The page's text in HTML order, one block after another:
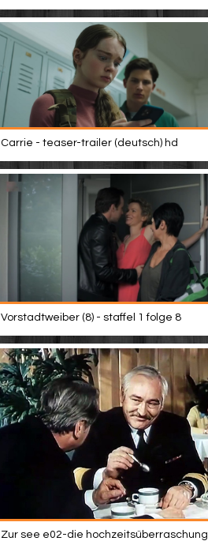
Carrie - teaser-trailer (deutsch) hd
Vorstadtweiber (8) - staffel 1 folge 8
Zur see e02-die hochzeitsüberraschung